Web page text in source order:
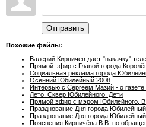
Отправить
Похожие файлы:
Валерий Кирпичев дает "накачку"
Прямой эфир с Главой города
Социальная реклама города
Осенний Юбилейный 2008
Интервью с Сергеем Мазий - о
Лето. Сквер Юбилейного. Дети
Прямой эфир с мэром Юбилейного,
Празднование Дня города
Празднование Дня города
Пояснения Кирпичёва В.В. по